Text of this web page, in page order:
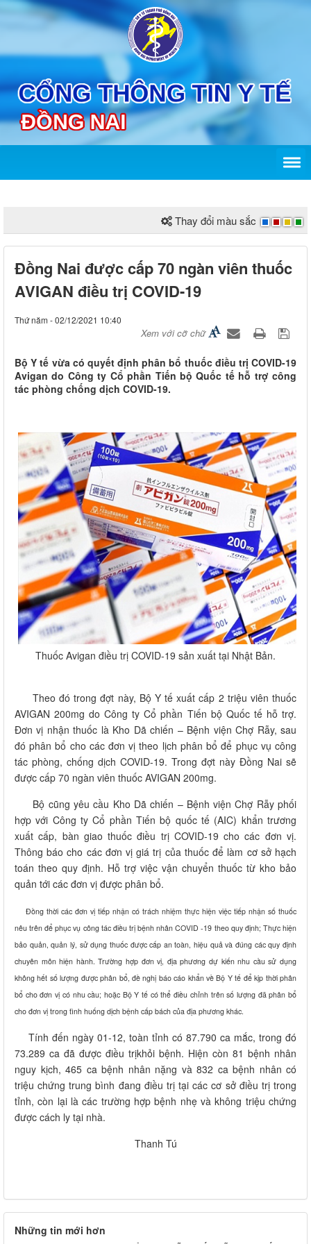
Thay đổi màu sắc
Đồng Nai được cấp 70 ngàn viên thuốc
AVIGAN điều trị COVID-19
Thứ năm - 02/12/2021 10:40
Xem với cỡ chữ
Bộ Y tế vừa có quyết định phân bổ thuốc điều trị COVID-19
Avigan do Công ty Cổ phần Tiến bộ Quốc tế hỗ trợ công
tác phòng chống dịch COVID-19.
Thuốc Avigan điều trị COVID-19 sản xuất tại Nhật Bản.
Theo đó trong đợt này, Bộ Y tế xuất cấp 2 triệu viên thuốc
AVIGAN 200mg do Công ty Cổ phần Tiến bộ Quốc tế hỗ trợ.
Đơn vị nhận thuốc là Kho Dã chiến – Bệnh viện Chợ Rẫy, sau
đó phân bổ cho các đơn vị theo lịch phân bổ để phục vụ công
tác phòng, chống dịch COVID-19. Trong đợt này Đồng Nai sẽ
được cấp 70 ngàn viên thuốc AVIGAN 200mg.
Bộ cũng yêu cầu Kho Dã chiến – Bệnh viện Chợ Rẫy phối
hợp với Công ty Cổ phần Tiến bộ quốc tế (AIC) khẩn trương
xuất cấp, bàn giao thuốc điều trị COVID-19 cho các đơn vị.
Thông báo cho các đơn vị giá trị của thuốc để làm cơ sở hạch
toán theo quy định. Hỗ trợ việc vận chuyển thuốc từ kho bảo
quản tới các đơn vị được phân bổ.
Đồng thời các đơn vị tiếp nhận có trách nhiệm thực hiện việc tiếp nhận số thuốc
nêu trên để phục vụ công tác điều trị bệnh nhân COVID -19 theo quy định; Thực hiện
bảo quản, quản lý, sử dụng thuốc được cấp an toàn, hiệu quả và đúng các quy định
chuyên môn hiện hành. Trường hợp đơn vị, địa phương dự kiến nhu cầu sử dụng
không hết số lượng được phân bổ, đề nghị báo cáo khẩn về Bộ Y tế để kịp thời phân
bổ cho đơn vị có nhu cầu; hoặc Bộ Y tế có thể điều chỉnh trên số lượng đã phân bổ
cho đơn vị trong tình huống dịch bệnh cấp bách của địa phương khác.
Tính đến ngày 01-12, toàn tỉnh có 87.790 ca mắc, trong đó
73.289 ca đã được điều trịkhỏi bệnh. Hiện còn 81 bệnh nhân
nguy kịch, 465 ca bệnh nhân nặng và 832 ca bệnh nhân có
triệu chứng trung bình đang điều trị tại các cơ sở điều trị trong
tỉnh, còn lại là các trường hợp bệnh nhẹ và không triệu chứng
được cách ly tại nhà.
Thanh Tú
Những tin mới hơn